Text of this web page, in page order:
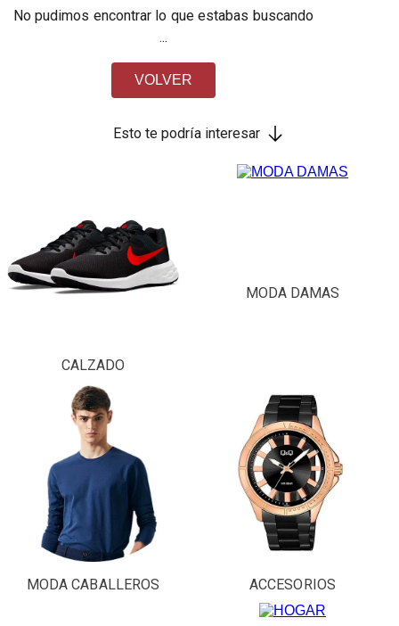
No pudimos encontrar lo que estabas buscando
...
VOLVER
Esto te podría interesar
CALZADO
MODA DAMAS
MODA CABALLEROS ACCESORIOS